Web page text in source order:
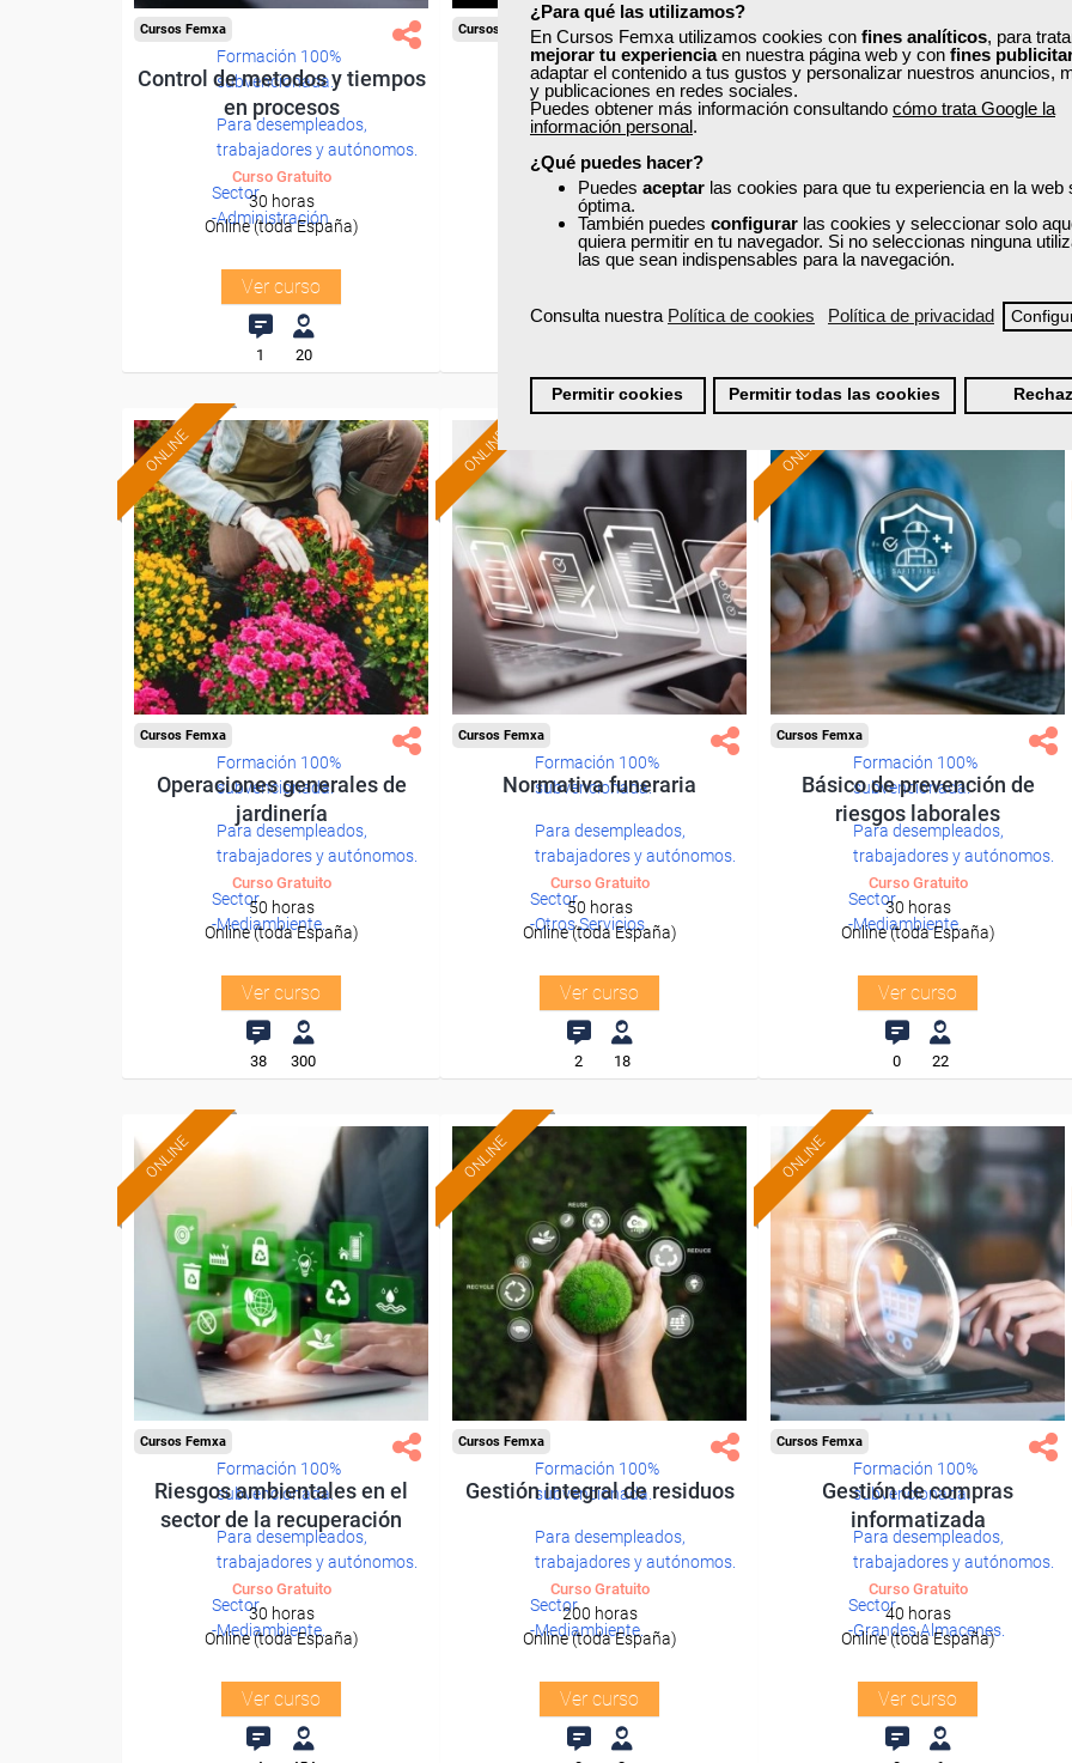
¿Para qué las utilizamos?
En Cursos Femxa utilizamos cookies con fines analíticos, para
mejorar tu experienciaen nuestra página web y con fines
adaptar el contenido a tus gustos y personalizar nuestros anuncios,
y publicaciones en redes sociales.
Puedes obtener más información consultando cómo trata Google la
información personal.
¿Qué puedes hacer?
Puedes aceptar las cookies para que tu experiencia en la web
óptima.
También puedes configurar las cookies y seleccionar solo
quiera permitir en tu navegador. Si no seleccionas ninguna
las que sean indispensables para la navegación.
Consulta nuestra Política de cookies Política de privacidad
Permitir cookies Permitir todas las cookies
Formación 100%
subvencionada.
Para desempleados,
trabajadores y autónomos.
Sector
-Administración.
Cursos Femxa
Control de metodos y tiempos
en procesos
Curso Gratuito
30 horas
Online (toda España)
Ver curso
1 20
Formación 100%
subvencionada.
Para desempleados,
Sector
-Administración.
Cursos Femxa
Ciberseguridad en el
teletrabajo
Curso Gratuito
15 horas
Online (toda España)
Formación 100%
subvencionada.
Sector
-Finanzas y Seguros.
Cursos Femxa
Asesoría fiscal
Curso Gratuito
120 horas
Online (toda España)
ONLINE
Formación 100%
subvencionada.
Para desempleados,
trabajadores y autónomos.
Sector
-Mediambiente.
Cursos Femxa
Operaciones generales de
jardinería
Curso Gratuito
50 horas
Online (toda España)
Ver curso
38 300
ONLINE
Formación 100%
subvencionada.
Para desempleados,
trabajadores y autónomos.
Sector
-Otros Servicios.
Cursos Femxa
Normativa funeraria
Curso Gratuito
50 horas
Online (toda España)
Ver curso
2 18
ONLINE
Formación 100%
subvencionada.
Para desempleados,
trabajadores y autónomos.
Sector
-Mediambiente.
Cursos Femxa
Básico de prevención de
riesgos laborales
Curso Gratuito
30 horas
Online (toda España)
Ver curso
0 22
ONLINE
Formación 100%
subvencionada.
Para desempleados,
trabajadores y autónomos.
Sector
-Mediambiente.
Cursos Femxa
Riesgos ambientales en el
sector de la recuperación
Curso Gratuito
30 horas
Online (toda España)
Ver curso
ONLINE
Formación 100%
subvencionada.
Para desempleados,
trabajadores y autónomos.
Sector
-Mediambiente.
Cursos Femxa
Gestión integral de residuos
Curso Gratuito
200 horas
Online (toda España)
Ver curso
ONLINE
Formación 100%
subvencionada.
Para desempleados,
trabajadores y autónomos.
Sector
-Grandes Almacenes.
Cursos Femxa
Gestión de compras
informatizada
Curso Gratuito
40 horas
Online (toda España)
Ver curso